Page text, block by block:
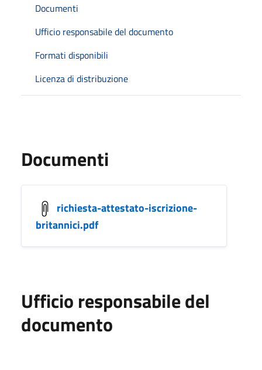
Documenti
Ufficio responsabile del documento
Formati disponibili
Licenza di distribuzione
Documenti
richiesta-attestato-iscrizione-
britannici.pdf
Ufficio responsabile del
documento